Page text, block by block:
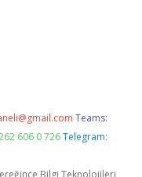
Teams:
606 0 726 Telegram:
Bilgi Teknolojileri